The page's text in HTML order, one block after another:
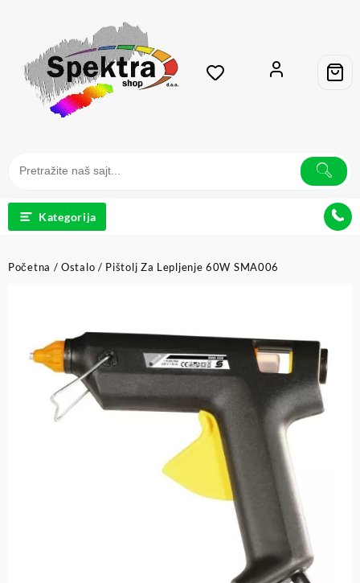
Kategorija
Početna /Ostalo / Pištolj Za Lepljenje 60W SMA006